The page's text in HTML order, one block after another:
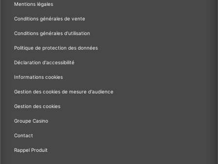
Mentions légales
Conditions générales de vente
Conditions générales d'utilisation
Politique de protection des données
Déclaration d'accessibilité
Informations cookies
Gestion des cookies de mesure d'audience
Gestion des cookies
Groupe Casino
Contact
Rappel Produit